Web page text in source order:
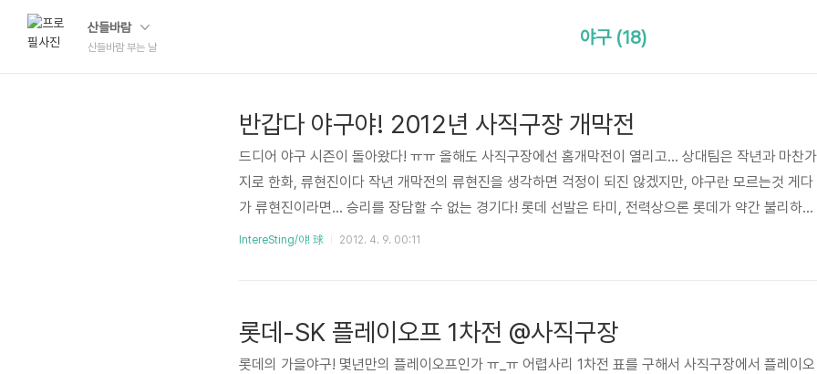
산들바람
산들바람 부는 날 야구 (18)
반갑다 야구야! 2012년 사직구장 개막전
드디어 야구 시즌이 돌아왔다! ㅠㅠ 올해도 사직구장에선 홈개막전이 열리고... 상대팀은 작년과 마찬가
지로 한화, 류현진이다 작년 개막전의 류현진을 생각하면 걱정이 되진 않겠지만, 야구란 모르는것 게다
가 류현진이라면... 승리를 장담할 수 없는 경기다! 롯데 선발은 타미, 전력상으론 롯데가 약간 불리하다
고 판단했다 예매를 빨리한다고 했지만, 클릭하다보니 이미 선점된 좌석 ㅠㅠ 겨우겨우 구한 3루A석에
인..
IntereSting/야! 球 2012. 4. 9. 00:11
롯데-SK 플레이오프 1차전 @사직구장
롯데의 가을야구! 몇년만의 플레이오프인가 ㅠ_ㅠ 어렵사리 1차전 표를 구해서 사직구장에서 플레이오